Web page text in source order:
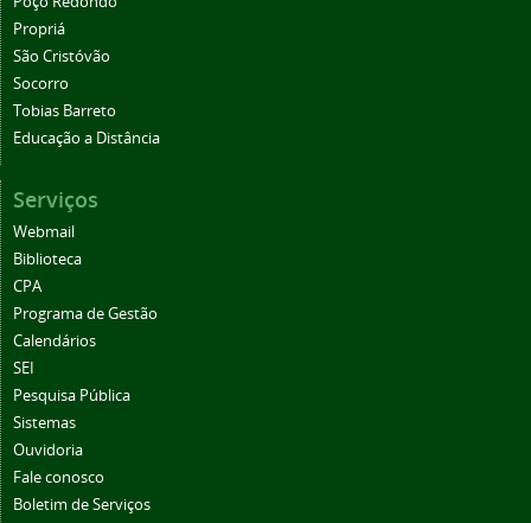
Propriá
São Cristóvão
Socorro
Tobias Barreto
Educação a Distância
Serviços
Webmail
Biblioteca
CPA
Programa de Gestão
Calendários
SEI
Pesquisa Pública
Sistemas
Ouvidoria
Fale conosco
Boletim de Serviços